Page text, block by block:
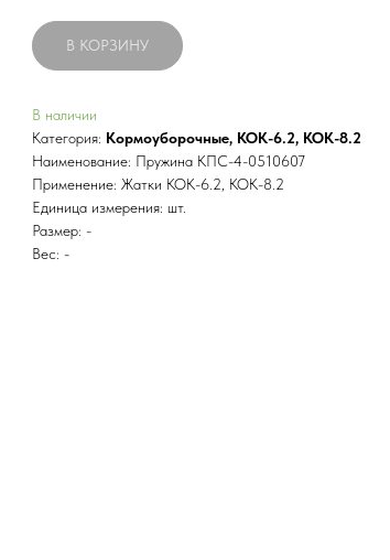
В КОРЗИНУ
В наличии
Категория: Кормоуборочные, КОК-6.2, КОК-8.2
Наименование: Пружина КПС-4-0510607
Применение: Жатки КОК-6.2, КОК-8.2
Единица измерения: шт.
Размер: -
Вес: -